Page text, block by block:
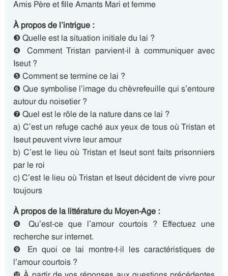
Amis Père et fille Amants Mari et femme
À propos de l’intrigue :
❸ Quelle est la situation initiale du lai ?
❹ Comment Tristan parvient-il à communiquer avec
Iseut ?
❺ Comment se termine ce lai ?
❻ Que symbolise l’image du chèvrefeuille qui s’entoure
autour du noisetier ?
❼ Quel est le rôle de la nature dans ce lai ?
a) C’est un refuge caché aux yeux de tous où Tristan et
Iseut peuvent vivre leur amour
b) C’est le lieu où Tristan et Iseut sont faits prisonniers
par le roi
c) C’est le lieu où Tristan et Iseut décident de vivre pour
toujours
À propos de la littérature du Moyen-Age :
❽ Qu’est-ce que l’amour courtois ? Effectuez une
recherche sur internet.
❾ En quoi ce lai montre-t-il les caractéristiques de
l’amour courtois ?